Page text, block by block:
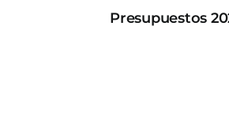
Presupuestos